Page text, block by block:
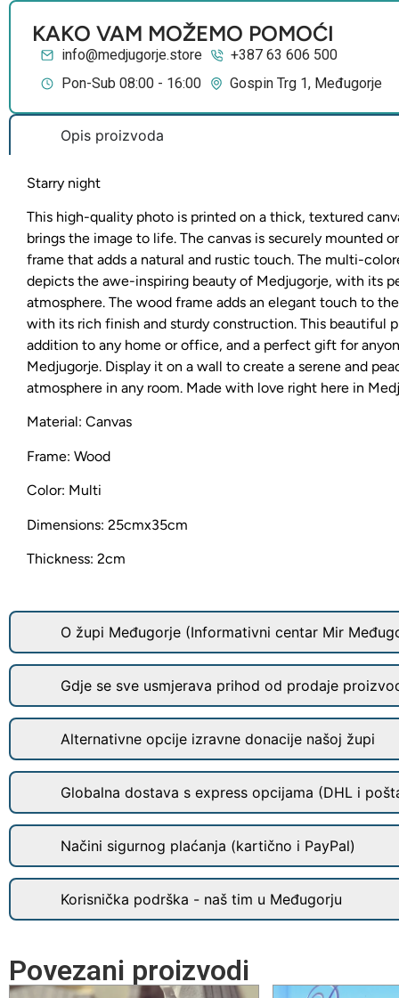
KAKO VAM MOŽEMO POMOĆI
info@medjugorje.store
+387 63 606 500
Pon-Sub 08:00 - 16:00
Gospin Trg 1, Međugorje
Opis proizvoda
Starry night
This high-quality photo is printed on a thick, textured
brings the image to life. The canvas is securely mounted
frame that adds a natural and rustic touch. The multi-
depicts the awe-inspiring beauty of Medjugorje, with its
atmosphere. The wood frame adds an elegant touch to
with its rich finish and sturdy construction. This beautiful
addition to any home or office, and a perfect gift for
Medjugorje. Display it on a wall to create a serene and
atmosphere in any room. Made with love right here in
Material: Canvas
Frame: Wood
Color: Multi
Dimensions: 25cmx35cm
Thickness: 2cm
O župi Međugorje (Informativni centar Mir
Gdje se sve usmjerava prihod od prodaje
Alternativne opcije izravne donacije našoj župi
Globalna dostava s express opcijama (DHL i
Načini sigurnog plaćanja (kartično i PayPal)
Korisnička podrška - naš tim u Međugorju
Povezani proizvodi